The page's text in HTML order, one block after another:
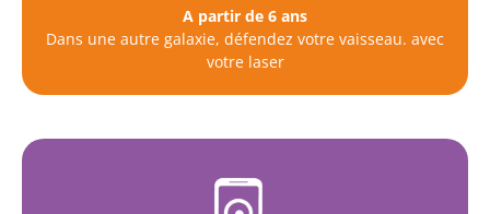
A partir de 6 ans
Dans une autre galaxie, défendez votre vaisseau. avec
votre laser